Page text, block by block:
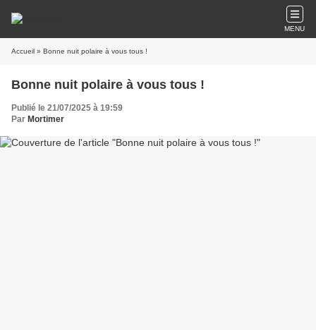
MENU
Accueil » Bonne nuit polaire à vous tous !
Bonne nuit polaire à vous tous !
Publié le 21/07/2025 à 19:59
Par Mortimer